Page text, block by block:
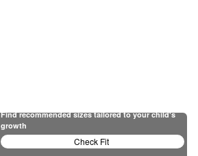
Find recommended sizes tailored to your child's
growth
Check Fit